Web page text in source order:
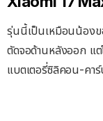
รุ่นนี้เป็นเหมือนน้องข
ตัดจอด้านหลังออก แ
แบตเตอรี่ซิลิคอน-ค